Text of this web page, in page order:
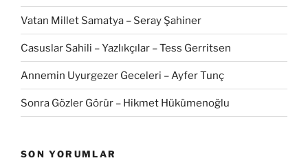
Vatan Millet Samatya – Seray Şahiner
Casuslar Sahili – Yazlıkçılar – Tess Gerritsen
Annemin Uyurgezer Geceleri – Ayfer Tunç
Sonra Gözler Görür – Hikmet Hükümenoğlu
SON YORUMLAR